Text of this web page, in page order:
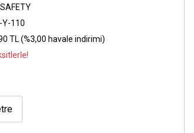
Y-110
TL (%3,00 havale indirimi)